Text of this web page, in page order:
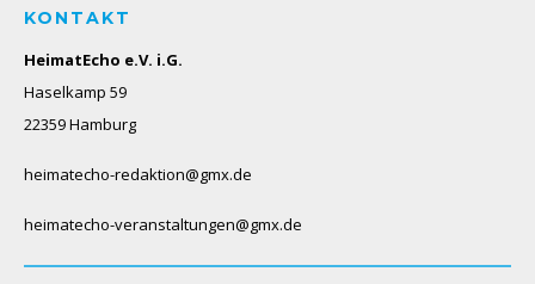
KONTAKT
HeimatEcho e.V. i.G.
Haselkamp 59
22359 Hamburg
heimatecho-redaktion@gmx.de
heimatecho-veranstaltungen@gmx.de